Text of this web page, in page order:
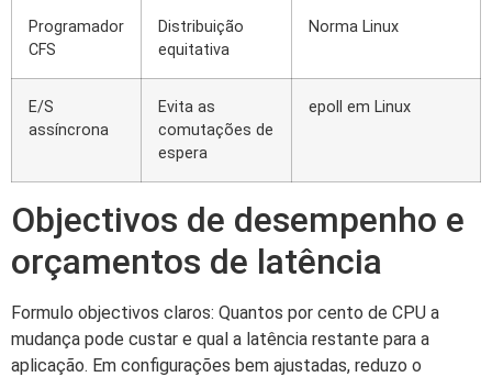
Programador
CFS
Distribuição
equitativa
Norma Linux
E/S
assíncrona
Evita as
comutações de
espera
epoll em Linux
Objectivos de desempenho e
orçamentos de latência
Formulo objectivos claros: Quantos por cento de CPU a
mudança pode custar e qual a latência restante para a
aplicação. Em configurações bem ajustadas, reduzo o